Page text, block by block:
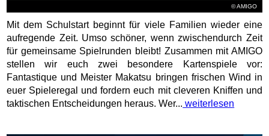
© AMIGO
Mit dem Schulstart beginnt für viele Familien wieder eine
aufregende Zeit. Umso schöner, wenn zwischendurch Zeit
für gemeinsame Spielrunden bleibt! Zusammen mit AMIGO
stellen wir euch zwei besondere Kartenspiele vor:
Fantastique und Meister Makatsu bringen frischen Wind in
euer Spieleregal und fordern euch mit cleveren Kniffen und
taktischen Entscheidungen heraus. Wer... weiterlesen